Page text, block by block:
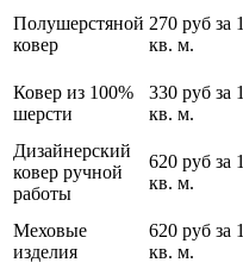
Полушерстяной
ковер
270 руб за 1
кв. м.
Ковер из 100%
шерсти
330 руб за 1
кв. м.
Дизайнерский
ковер ручной
работы
620 руб за 1
кв. м.
Меховые
изделия
620 руб за 1
кв. м.